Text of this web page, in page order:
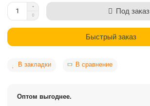
Под заказ
Быстрый заказ
В закладки В сравнение
Оптом выгоднее.